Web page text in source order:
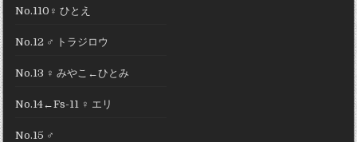
No.110♀ ひとえ
No.12 ♂ トラジロウ
No.13 ♀ みやこ←ひとみ
No.14←Fs-11 ♀ エリ
No.15 ♂